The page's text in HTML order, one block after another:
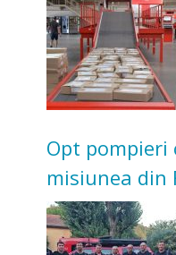
Opt
misiunea din
incendii de